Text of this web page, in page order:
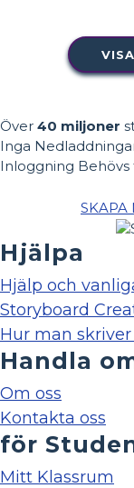
Över 40 miljoner
Inga
Inloggning Behövs
SKAPA
Hjälpa
Hjälp och
Storyboard
Hur man
Handla
Om oss
Kontakta oss
för
Mitt Klassrum